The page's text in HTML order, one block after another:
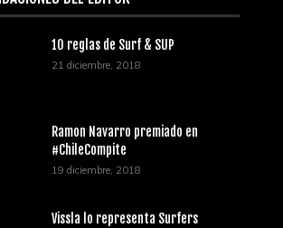
10 reglas de Surf & SUP
21 diciembre, 2018
Ramon Navarro premiado en
#ChileCompite
19 diciembre, 2018
Vissla lo representa Surfers